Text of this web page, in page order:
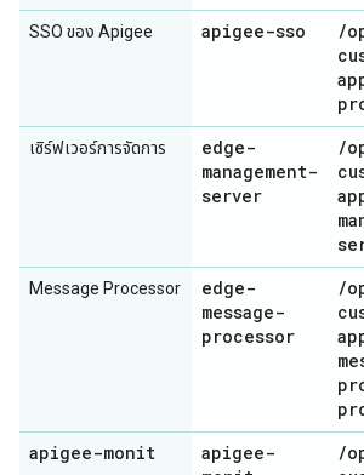
SSO ของ Apigee apigee-sso /
เซิร์ฟเวอร์การจัดการ
edge-
management-
server
/
Message Processor
edge-
message-
processor
/
apigee-monit
apigee-
/